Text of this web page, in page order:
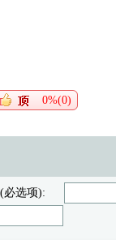
0%(0)
必选项):